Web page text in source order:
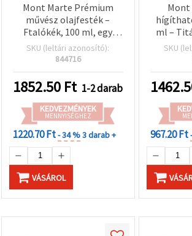
Mont Marte Prémium
művész olajfesték –
Ftalókék, 100 ml, egy
tubus | Gazdag, élénk
pigment vászonra,
képzőművészethez
SKU (leltári azonosító):
844716
1852.50 Ft 1-2 darab
KEDVEZMÉNYEK
MENNYISÉGHEZ
1220.70 Ft- 34 %3 darab +
VÁSÁROL
Mont
ml –
SKU
967.20 Ft